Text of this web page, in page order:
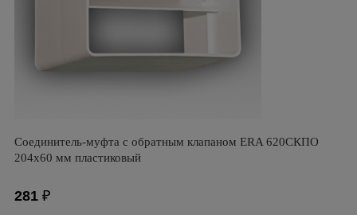
Соединитель-муфта с обратным клапаном ERA 620СКПО
204х60 мм пластиковый
281 ₽